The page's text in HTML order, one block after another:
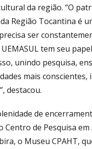
da região. “O
Região Tocantina é
ser
tem seu
unindo pesquisa,
mais conscientes,
destacou.
de
Centro de Pesquisa
o Museu CPAHT,